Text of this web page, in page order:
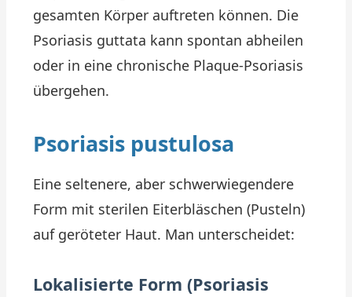
gesamten Körper auftreten können. Die
Psoriasis guttata kann spontan abheilen
oder in eine chronische Plaque-Psoriasis
übergehen.
Psoriasis pustulosa
Eine seltenere, aber schwerwiegendere
Form mit sterilen Eiterbläschen (Pusteln)
auf geröteter Haut. Man unterscheidet:
Lokalisierte Form (Psoriasis